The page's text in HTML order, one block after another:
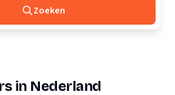
Zoeken
in Nederland